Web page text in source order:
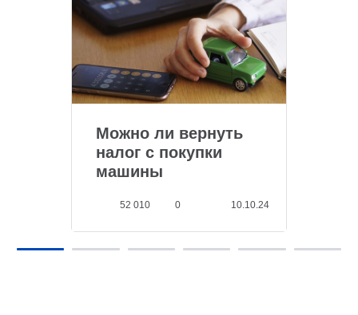
Можно ли вернуть
налог с покупки
машины
52 010 0 10.10.24